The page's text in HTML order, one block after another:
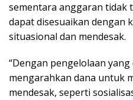
sementara anggaran tidak
dapat disesuaikan dengan
situasional dan mendesak.
“Dengan pengelolaan
mengarahkan dana untuk
mendesak, seperti